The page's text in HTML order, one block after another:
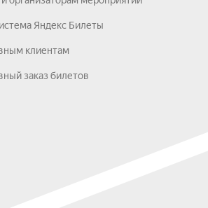
Яндекс Билеты
клиентам
заказ билетов